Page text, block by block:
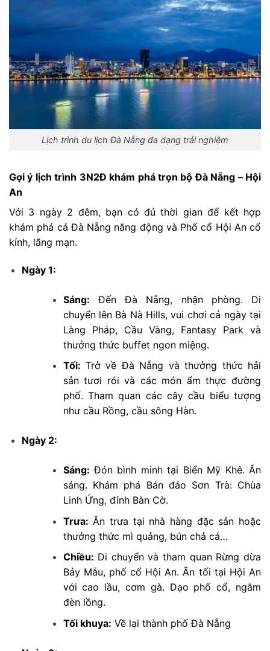
Lịch trình du lịch Đà Nẵng đa dạng trải nghiệm
Gợi ý lịch trình 3N2Đ khám phá trọn bộ Đà Nẵng – Hội
An
Với 3 ngày 2 đêm, bạn có đủ thời gian để kết hợp
khám phá cả Đà Nẵng năng động và Phố cổ Hội An cổ
kính, lãng mạn.
Ngày 1:
Sáng: Đến Đà Nẵng, nhận phòng. Di
chuyển lên Bà Nà Hills, vui chơi cả ngày tại
Làng Pháp, Cầu Vàng, Fantasy Park và
thưởng thức buffet ngon miệng.
Tối: Trở về Đà Nẵng và thưởng thức hải
sản tươi rói và các món ẩm thực đường
phố. Tham quan các cây cầu biểu tượng
như cầu Rồng, cầu sông Hàn.
Ngày 2:
Sáng: Đón bình minh tại Biển Mỹ Khê. Ăn
sáng. Khám phá Bán đảo Sơn Trà: Chùa
Linh Ứng, đỉnh Bàn Cờ.
Trưa: Ăn trưa tại nhà hàng đặc sản hoặc
thưởng thức mì quảng, bún chả cá…
Chiều: Di chuyển và tham quan Rừng dừa
Bảy Mẫu, phố cổ Hội An. Ăn tối tại Hội An
với cao lầu, cơm gà. Dạo phố cổ, ngắm
đèn lồng.
Tối khuya: Về lại thành phố Đà Nẵng